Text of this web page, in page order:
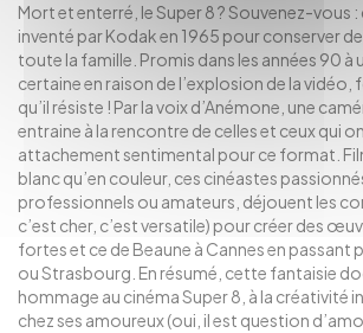
Mort et enterré, le Super 8 ? Souvenez-vous
inventé par Kodak en 1965 pour conserver
toute la famille. Promis dans les années 90 à
certaine en raison de l’explosion de la
qu’il résiste ! Par la voix d’Anémone, une
entraine à la rencontre de celles et ceux qui
attachement sentimental pour ce format.
blanc qu’en couleur, ces cinéastes
professionnels ou amateurs, déjouent les
c’est cher, c’est versatile) pour créer des
fortes et ce de Beaune à Cannes en passant
ou Strasbourg. En résumé, cette fantaisie
hommage au cinéma Super 8, à la créativité
chez ses amoureux (oui, il est question